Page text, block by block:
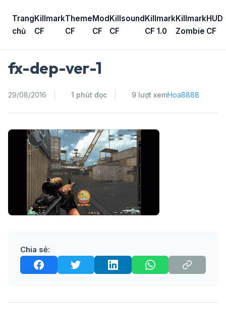
content
Trang
chủ
Killmark
CF
Theme
CF
Mod
CF
Killsound
CF
Killmark
CF 1.0
Killmark
Zombie
HUD
CF
fx-dep-ver-1
29/08/2016 1 phút đọc 9 lượt xemHoa8888
Chia sẻ: